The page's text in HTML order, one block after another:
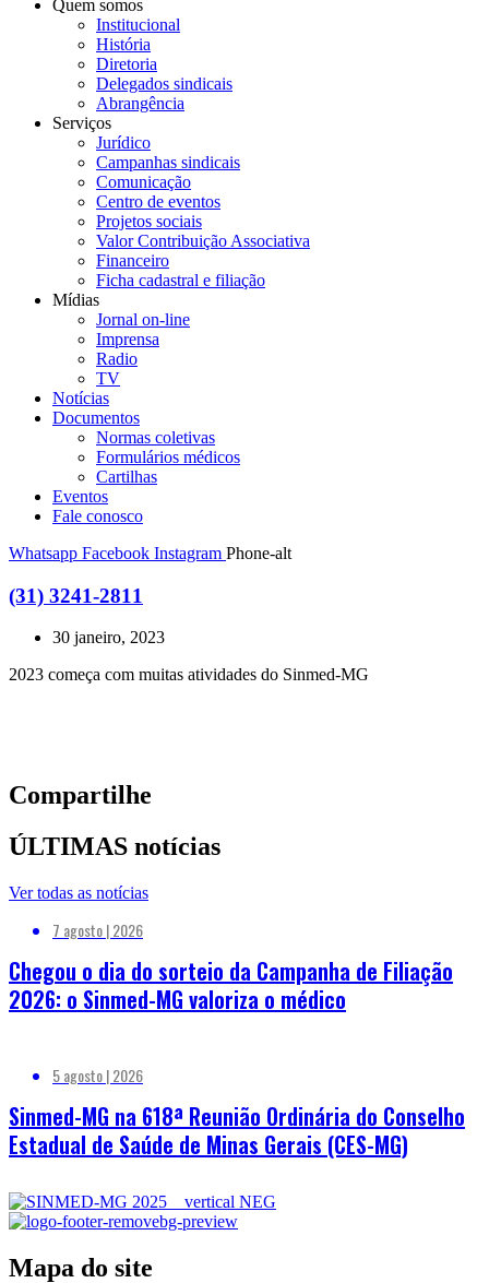
Quem somos
Institucional
História
Diretoria
Delegados sindicais
Abrangência
Serviços
Jurídico
Campanhas sindicais
Comunicação
Centro de eventos
Projetos sociais
Valor Contribuição Associativa
Financeiro
Ficha cadastral e filiação
Mídias
Jornal on-line
Imprensa
Radio
TV
Notícias
Documentos
Normas coletivas
Formulários médicos
Cartilhas
Eventos
Fale conosco
Whatsapp Facebook Instagram Phone-alt
(31) 3241-2811
30 janeiro, 2023
2023 começa com muitas atividades do Sinmed-MG
Compartilhe
ÚLTIMAS notícias
Ver todas as notícias
7 agosto | 2026
Chegou o dia do sorteio da Campanha de Filiação
2026: o Sinmed-MG valoriza o médico
5 agosto | 2026
Sinmed-MG na 618ª Reunião Ordinária do Conselho
Estadual de Saúde de Minas Gerais (CES-MG)
Mapa do site